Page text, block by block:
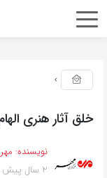
خلق آثار هنری
نویسنده:
2 سال پیش